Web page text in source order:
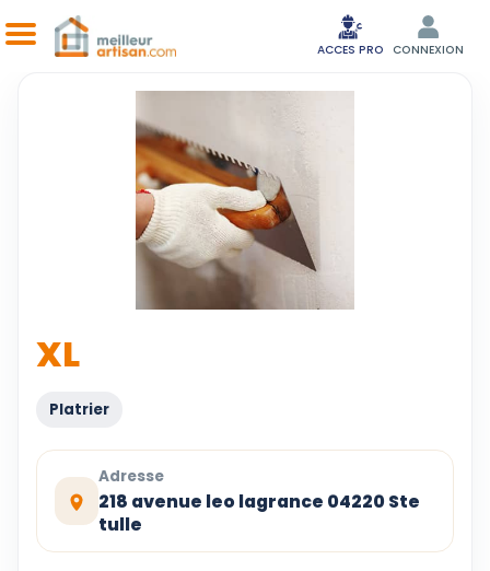
ACCES PRO CONNEXION
XL
Platrier
Adresse
218 avenue leo lagrance 04220 Ste
tulle